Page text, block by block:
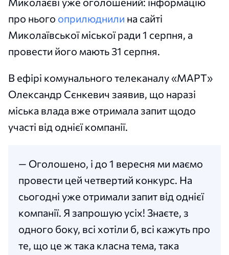
про нього оприлюднили на сайті
Миколаївської міської ради 1 серпня, а
провести його мають 31 серпня.
В ефірі комунального телеканалу «МАРТ»
Олександр Сєнкевич заявив, що наразі
міська влада вже отримала запит щодо
участі від однієї компанії.
— Оголошено, і до 1 вересня ми маємо
провести цей четвертий конкурс. На
сьогодні уже отримали запит від однієї
компанії. Я запрошую усіх! Знаєте, з
одного боку, всі хотіли б, всі кажуть про
те, що це ж така класна тема, така